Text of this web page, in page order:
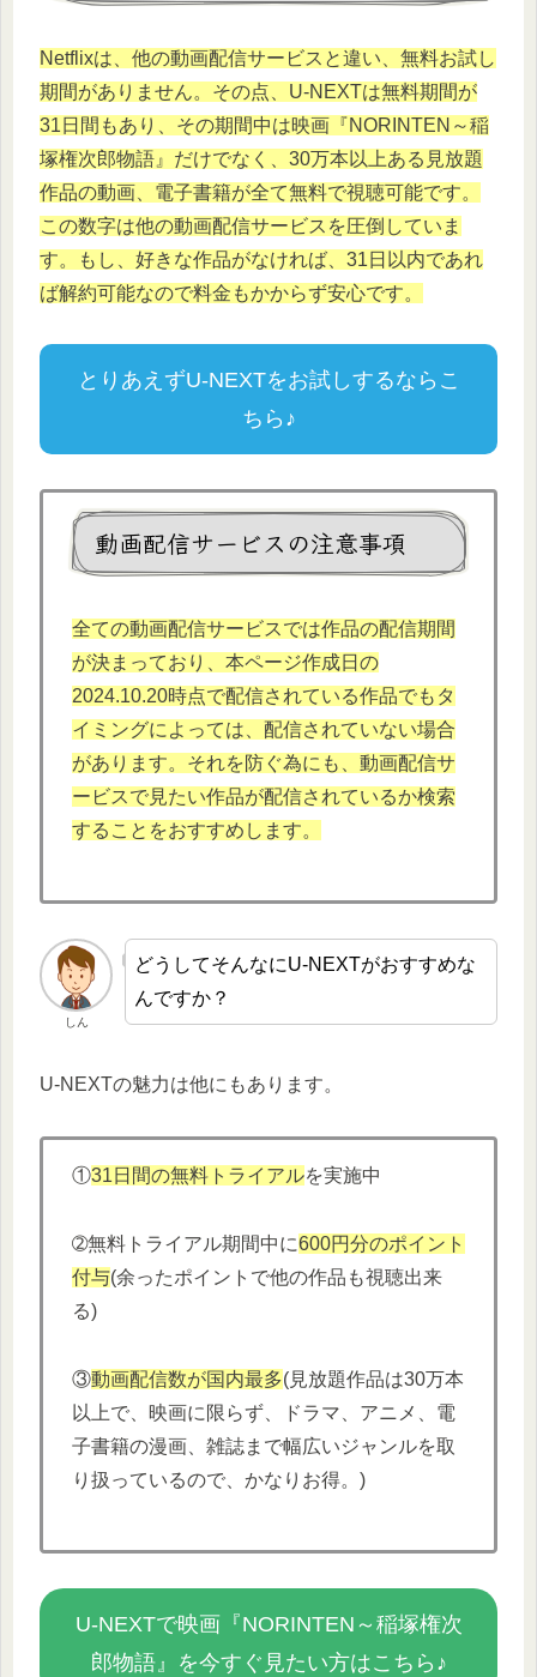
Netflixは、他の動画配信サービスと違い、無料お試し
期間がありません。その点、U-NEXTは無料期間が
31日間もあり、その期間中は映画『NORINTEN～稲
塚権次郎物語』だけでなく、30万本以上ある見放題
作品の動画、電子書籍が全て無料で視聴可能です。
この数字は他の動画配信サービスを圧倒していま
す。もし、好きな作品がなければ、31日以内であれ
ば解約可能なので料金もかからず安心です。
とりあえずU-NEXTをお試しするならこ
ちら♪
動画配信サービスの注意事項
全ての動画配信サービスでは作品の配信期間
が決まっており、本ページ作成日の
2024.10.20時点で配信されている作品でもタ
イミングによっては、配信されていない場合
があります。それを防ぐ為にも、動画配信サ
ービスで見たい作品が配信されているか検索
することをおすすめします。
しん
どうしてそんなにU-NEXTがおすすめな
んですか？
U-NEXTの魅力は他にもあります。
①31日間の無料トライアルを実施中
➁無料トライアル期間中に600円分のポイント
付与(余ったポイントで他の作品も視聴出来
る)
③動画配信数が国内最多(見放題作品は30万本
以上で、映画に限らず、ドラマ、アニメ、電
子書籍の漫画、雑誌まで幅広いジャンルを取
り扱っているので、かなりお得。)
U-NEXTで映画『NORINTEN～稲塚権次
郎物語』を今すぐ見たい方はこちら♪